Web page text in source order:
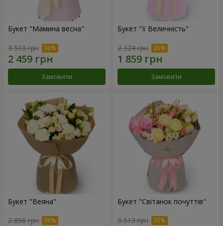
Букет "Мамина весна"
3 513 грн
Замовити
Букет "Її Величність"
2 324 грн
Замовити
Букет "Веяна"
2 856 грн
Букет "Світанок почуттів"
3 513 грн